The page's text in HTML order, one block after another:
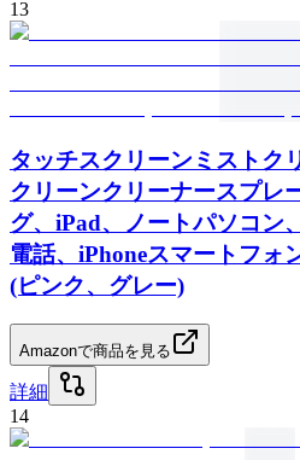
13
タッチスクリーンミストク
クリーンクリーナースプレ
グ、iPad、ノートパソコン
電話、iPhoneスマートフォ
(ピンク、グレー)
Amazonで商品を見る
詳細
14